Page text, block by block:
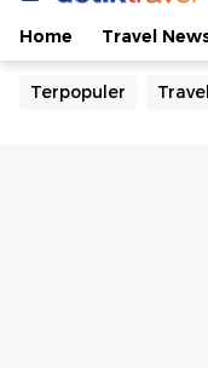
Home Travel
Terpopuler